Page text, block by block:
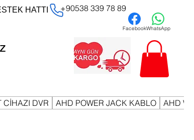
+90538 339 78 89
HATTI
FacebookWhatsApp
CİHAZI DVR AHD POWER JACK KABLO AHD